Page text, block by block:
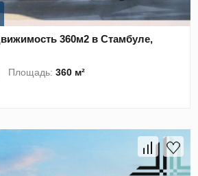
360м2 в Стамбуле,
Площадь:360 м²